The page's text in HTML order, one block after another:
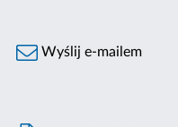
Wyślij e-mailem